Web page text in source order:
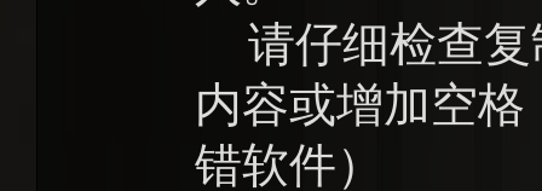
请仔细检查复
内容或增加空
错软件）